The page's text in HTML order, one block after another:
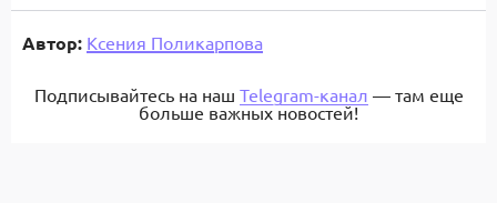
Автор: Ксения Поликарпова
Подписывайтесь на наш Telegram-канал — там еще
больше важных новостей!